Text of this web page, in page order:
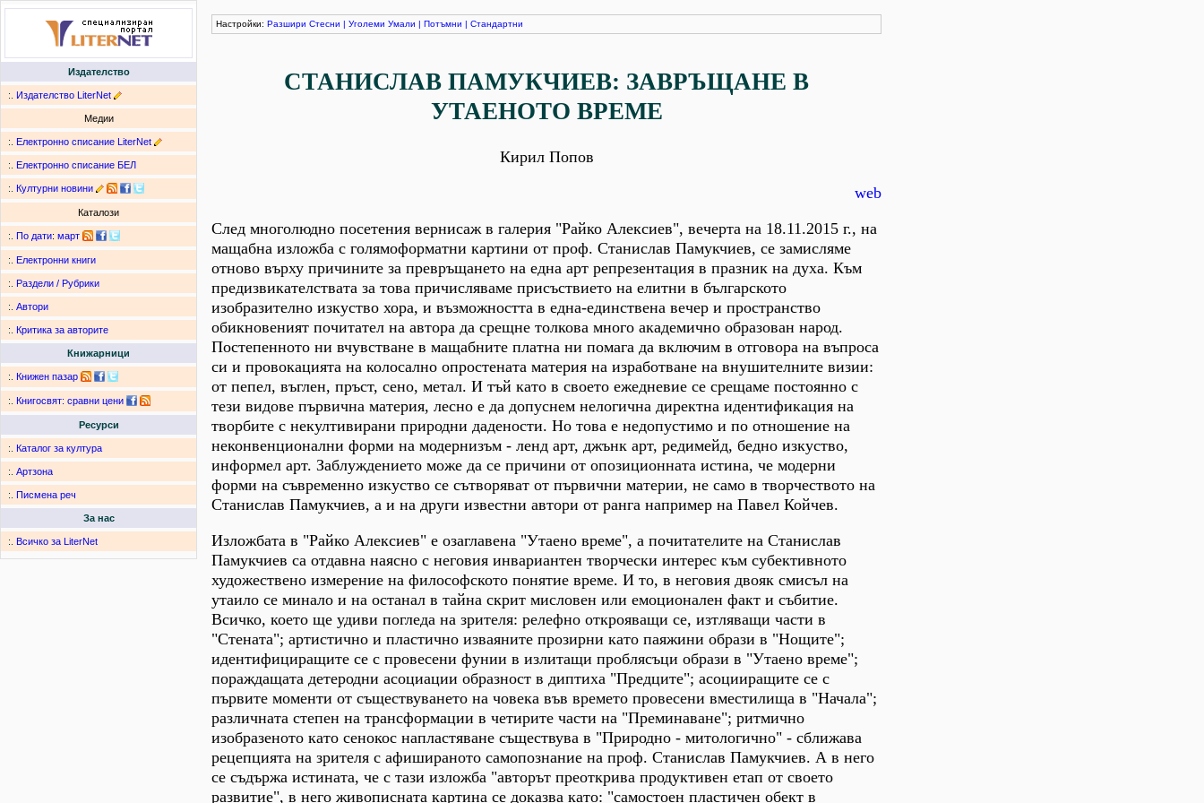
Издателство
:. Издателство LiterNet
Медии
:. Електронно списание LiterNet
:. Електронно списание БЕЛ
:. Културни новини
Каталози
:. По дати: март
:. Електронни книги
:. Раздели / Рубрики
:. Автори
:. Критика за авторите
Книжарници
:. Книжен пазар
:. Книгосвят: сравни цени
Ресурси
:. Каталог за култура
:. Артзона
:. Писмена реч
За нас
:. Всичко за LiterNet
Настройки: Разшири Стесни | Уголеми Умали | Потъмни | Стандартни
СТАНИСЛАВ ПАМУКЧИЕВ: ЗАВРЪЩАНЕ В
УТАЕНОТО ВРЕМЕ
Кирил Попов
web
След многолюдно посетения вернисаж в галерия "Райко Алексиев", вечерта на 18.11.2015 г., на
мащабна изложба с голямоформатни картини от проф. Станислав Памукчиев, се замисляме
отново върху причините за превръщането на една арт репрезентация в празник на духа. Към
предизвикателствата за това причисляваме присъствието на елитни в българското
изобразително изкуство хора, и възможността в една-единствена вечер и пространство
обикновеният почитател на автора да срещне толкова много академично образован народ.
Постепенното ни вчувстване в мащабните платна ни помага да включим в отговора на въпроса
си и провокацията на колосално опростената материя на изработване на внушителните визии:
от пепел, въглен, пръст, сено, метал. И тъй като в своето ежедневие се срещаме постоянно с
тези видове първична материя, лесно е да допуснем нелогична директна идентификация на
творбите с некултивирани природни дадености. Но това е недопустимо и по отношение на
неконвенционални форми на модернизъм - ленд арт, джънк арт, редимейд, бедно изкуство,
информел арт. Заблуждението може да се причини от опозиционната истина, че модерни
форми на съвременно изкуство се сътворяват от първични материи, не само в творчеството на
Станислав Памукчиев, а и на други известни автори от ранга например на Павел Койчев.
Изложбата в "Райко Алексиев" е озаглавена "Утаено време", а почитателите на Станислав
Памукчиев са отдавна наясно с неговия инвариантен творчески интерес към субективното
художествено измерение на философското понятие време. И то, в неговия двояк смисъл на
утаило се минало и на останал в тайна скрит мисловен или емоционален факт и събитие.
Всичко, което ще удиви погледа на зрителя: релефно открояващи се, изтляващи части в
"Стената"; артистично и пластично изваяните прозирни като паяжини образи в "Нощите";
идентифициращите се с провесени фунии в излитащи проблясъци образи в "Утаено време";
пораждащата детеродни асоциации образност в диптиха "Предците"; асоцииращите се с
първите моменти от съществуването на човека във времето провесени вместилища в "Начала";
различната степен на трансформации в четирите части на "Преминаване"; ритмично
изобразеното като сенокос напластяване съществува в "Природно - митологично" - сближава
рецепцията на зрителя с афишираното самопознание на проф. Станислав Памукчиев. А в него
се съдържа истината, че с тази изложба "авторът преоткрива продуктивен етап от своето
развитие", в него живописната картина се доказва като: "самостоен пластичен обект в